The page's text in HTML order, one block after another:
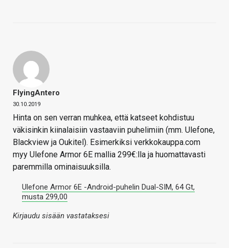
FlyingAntero
30.10.2019
Hinta on sen verran muhkea, että katseet kohdistuu
väkisinkin kiinalaisiin vastaaviin puhelimiin (mm. Ulefone,
Blackview ja Oukitel). Esimerkiksi verkkokauppa.com
myy Ulefone Armor 6E mallia 299€:lla ja huomattavasti
paremmilla ominaisuuksilla.
Ulefone Armor 6E -Android-puhelin Dual-SIM, 64 Gt,
musta 299,00
Kirjaudu sisään vastataksesi